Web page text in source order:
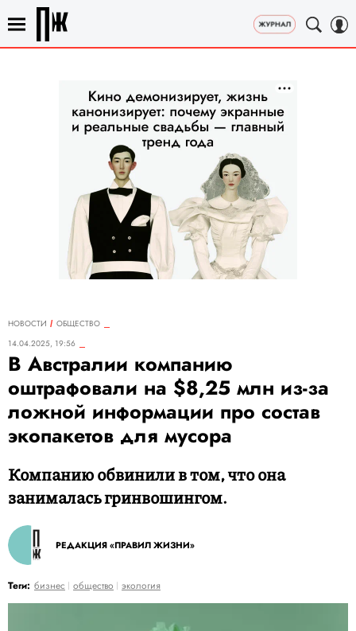
НОВОСТИ
ОБЩЕСТВО
14.04.2025, 19:56
В Австралии компанию
оштрафовали на $8,25 млн из-за
ложной информации про состав
экопакетов для мусора
Компанию обвинили в том, что она
занималась гринвошингом.
РЕДАКЦИЯ «ПРАВИЛ ЖИЗНИ»
Теги: бизнес общество экология